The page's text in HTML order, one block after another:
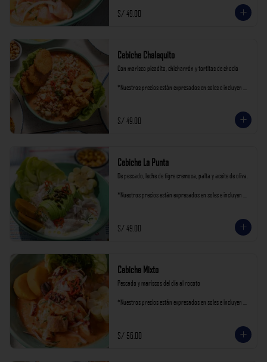
S/ 49.00
Cebiche Chalaquito
Con marisco picadito, chicharrón y tortitas de choclo
*Nuestros precios están expresados en soles e incluyen
S/ 49.00
Cebiche La Punta
De pescado, leche de tigre cremosa, palta y aceite de oliva.
*Nuestros precios están expresados en soles e incluyen
S/ 49.00
Cebiche Mixto
Pescado y mariscos del día al rocoto
*Nuestros precios están expresados en soles e incluyen
S/ 56.00